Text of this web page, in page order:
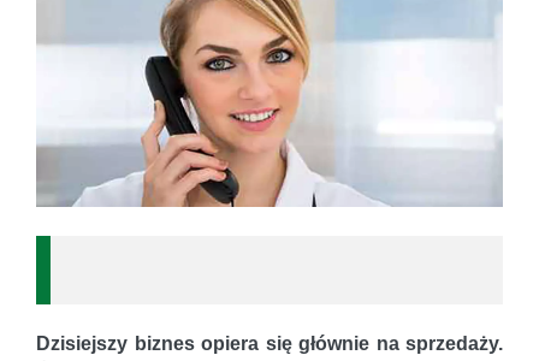
Dzisiejszy biznes opiera się głównie na sprzedaży.